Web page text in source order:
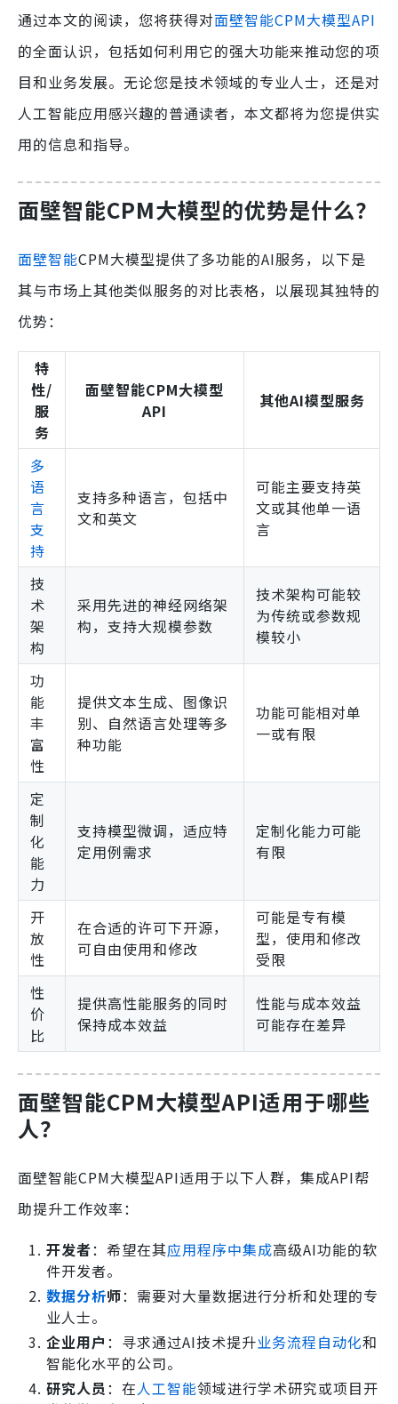
通过本文的阅读，您将获得对面壁智能CPM大模型API
的全面认识，包括如何利用它的强大功能来推动您的项
目和业务发展。无论您是技术领域的专业人士，还是对
人工智能应用感兴趣的普通读者，本文都将为您提供实
用的信息和指导。
面壁智能CPM大模型的优势是什么？
面壁智能CPM大模型提供了多功能的AI服务，以下是
其与市场上其他类似服务的对比表格，以展现其独特的
优势：
特
性/
服
务
面壁智能CPM大模型
API
其他AI模型服务
多
语
言
支
持
支持多种语言，包括中
文和英文
可能主要支持英
文或其他单一语
言
技
术
架
构
采用先进的神经网络架
构，支持大规模参数
技术架构可能较
为传统或参数规
模较小
功
能
丰
富
性
提供文本生成、图像识
别、自然语言处理等多
种功能
功能可能相对单
一或有限
定
制
化
能
力
支持模型微调，适应特
定用例需求
定制化能力可能
有限
开
放
性
在合适的许可下开源，
可自由使用和修改
可能是专有模
型，使用和修改
受限
性
价
比
提供高性能服务的同时
保持成本效益
性能与成本效益
可能存在差异
面壁智能CPM大模型API适用于哪些
人？
面壁智能CPM大模型API适用于以下人群，集成API帮
助提升工作效率：
开发者：希望在其应用程序中集成高级AI功能的软
件开发者。
数据分析师：需要对大量数据进行分析和处理的专
业人士。
企业用户 ：寻求通过AI技术提升业务流程自动化和
智能化水平的公司。
研究人员：在人工智能领域进行学术研究或项目开